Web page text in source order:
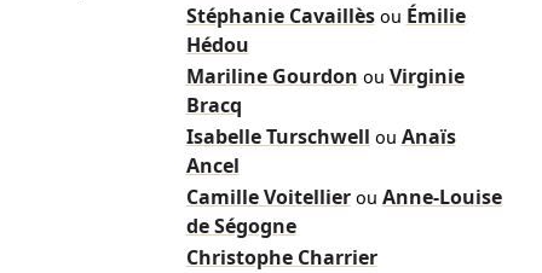
Stéphanie Cavaillès ou Émilie
Hédou
Mariline Gourdon ou Virginie
Bracq
Isabelle Turschwell ou Anaïs
Ancel
Camille Voitellier ou Anne-Louise
de Ségogne
Christophe Charrier